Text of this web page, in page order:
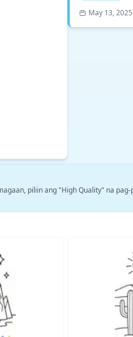
May 13, 2025
piliin ang "High Quality" na